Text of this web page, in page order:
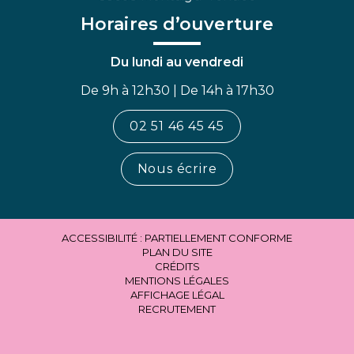
Horaires d’ouverture
Du lundi au vendredi
De 9h à 12h30 | De 14h à 17h30
02 51 46 45 45
Nous écrire
ACCESSIBILITÉ : PARTIELLEMENT CONFORME
PLAN DU SITE
CRÉDITS
MENTIONS LÉGALES
AFFICHAGE LÉGAL
RECRUTEMENT